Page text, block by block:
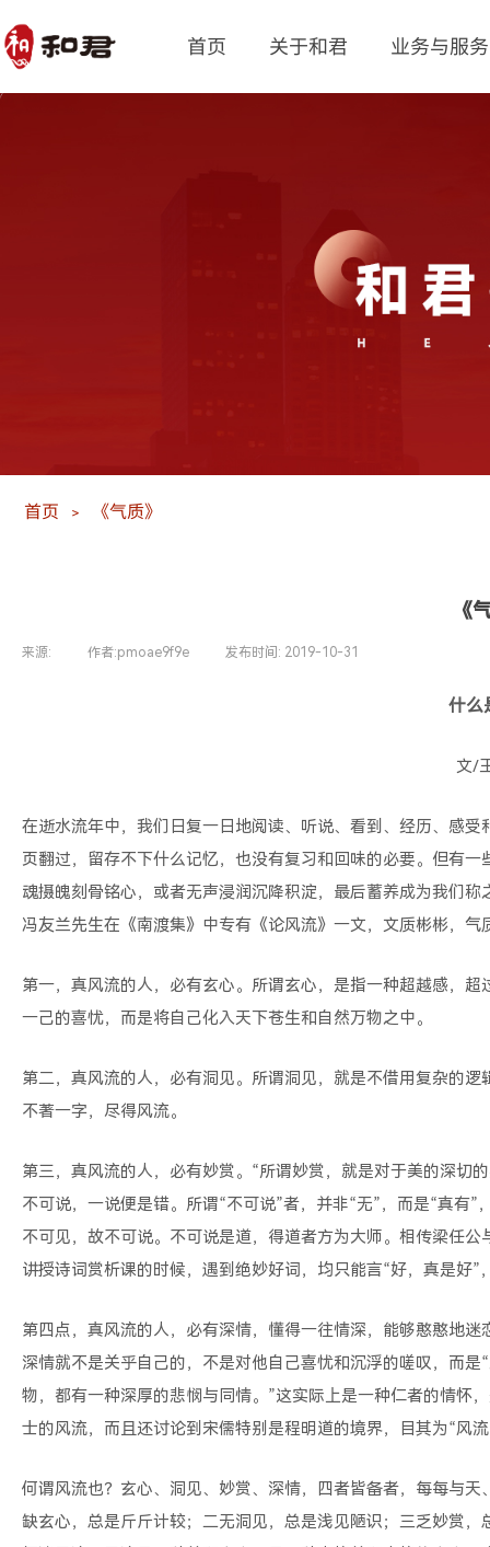
首页 关于和君 业务与服务
首页 ＞ 《气质》
《
来源: 作者:pmoae9f9e 发布时间: 2019-10-31
什么
文/
在逝水流年中，我们日复一日地阅读、听说、看到、经历、感
页翻过，留存不下什么记忆，也没有复习和回味的必要。但有
魂摄魄刻骨铭心，或者无声浸润沉降积淀，最后蓄养成为我们称
冯友兰先生在《南渡集》中专有《论风流》一文，文质彬彬，气
第一，真风流的人，必有玄心。所谓玄心，是指一种超越感，
一己的喜忧，而是将自己化入天下苍生和自然万物之中。
第二，真风流的人，必有洞见。所谓洞见，就是不借用复杂的
不著一字，尽得风流。
第三，真风流的人，必有妙赏。“所谓妙赏，就是对于美的深切
不可说，一说便是错。所谓“不可说”者，并非“无”，而是“真有
不可见，故不可说。不可说是道，得道者方为大师。相传梁任
讲授诗词赏析课的时候，遇到绝妙好词，均只能言“好，真是好
第四点，真风流的人，必有深情，懂得一往情深，能够憨憨地
深情就不是关乎自己的，不是对他自己喜忧和沉浮的嗟叹，而
物，都有一种深厚的悲悯与同情。”这实际上是一种仁者的情怀
士的风流，而且还讨论到宋儒特别是程明道的境界，目其为“风
何谓风流也？玄心、洞见、妙赏、深情，四者皆备者，每每与
缺玄心，总是斤斤计较；二无洞见，总是浅见陋识；三乏妙赏